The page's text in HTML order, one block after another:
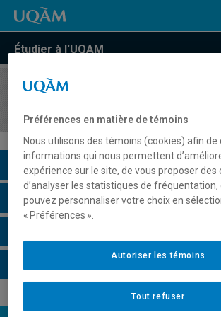
Étudier à l'UQAM
COURS//
Description du cours
Horaire - Été 2026
Préférences en matière de témoins
Nous utilisons des témoins (cookies) afin de
informations qui nous permettent
expérience sur le site, de vous proposer des
d’analyser les statistiques de fréquentation,
pouvez personnaliser votre choix en
« Préférences ».
Tout refuser
Autoriser les témoins